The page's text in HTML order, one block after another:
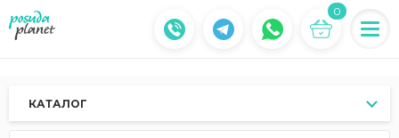
0
КАТАЛОГ